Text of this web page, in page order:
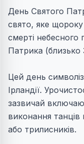
День Святого
свято, яке
смерті небесного
Патрика (близько
Цей день
Ірландії.
зазвичай
виконання танців
або трилисників.